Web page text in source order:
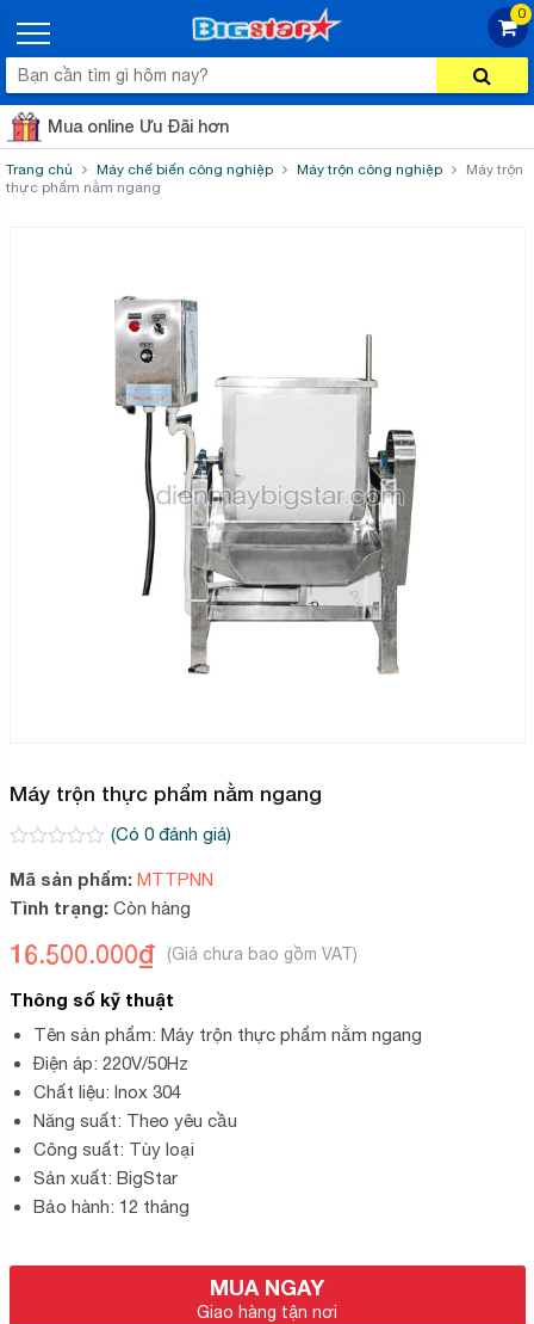
0
Mua online Ưu Đãi hơn
Trang chủ Máy chế biến công nghiệp Máy trộn công nghiệp
Máy trộn
thực phẩm nằm ngang
Máy trộn thực phẩm nằm ngang
trên
dựa
đánh
giá
(Có 0đánh giá)
Mã sản phẩm: MTTPNN
Tình trạng: Còn hàng
16.500.000₫
Thông số kỹ thuật
Tên sản phẩm: Máy trộn thực phẩm nằm ngang
Điện áp: 220V/50Hz
Chất liệu: Inox 304
Năng suất: Theo yêu cầu
Công suất: Tùy loại
Sản xuất: BigStar
Bảo hành: 12 tháng
MUA NGAY
Giao hàng tận nơi